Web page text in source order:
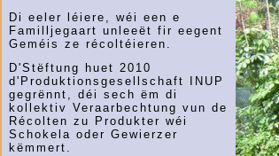
Di eeler léiere, wéi een e
Familljegaart unleeët fir eegent
Geméis ze récoltéieren.
D'Stëftung huet 2010
d'Produktionsgesellschaft INUP
gegrënnt, déi sech ëm di
kollektiv Veraarbechtung vun de
Récolten zu Produkter wéi
Schokela oder Gewierzer
këmmert.